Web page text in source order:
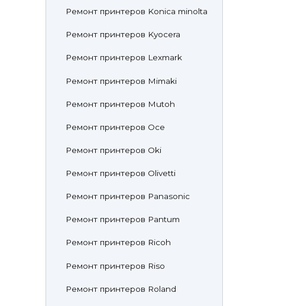
Ремонт принтеров Konica minolta
Ремонт принтеров Kyocera
Ремонт принтеров Lexmark
Ремонт принтеров Mimaki
Ремонт принтеров Mutoh
Ремонт принтеров Oce
Ремонт принтеров Oki
Ремонт принтеров Olivetti
Ремонт принтеров Panasonic
Ремонт принтеров Pantum
Ремонт принтеров Ricoh
Ремонт принтеров Riso
Ремонт принтеров Roland